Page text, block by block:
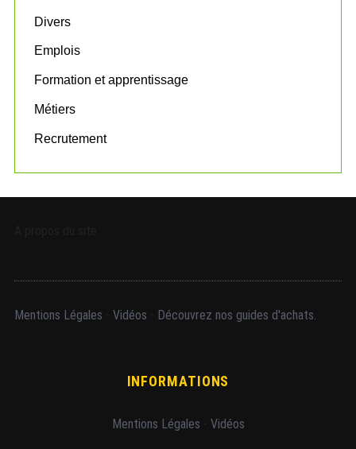
:Divers
Emplois
Formation et apprentissage
Métiers
Recrutement
Mentions Légales Vidéos Découvrez nos guides d'achats.
INFORMATIONS
Mentions Légales Vidéos